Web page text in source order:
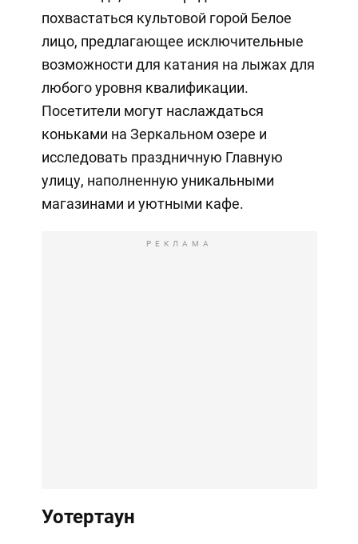
похвастаться культовой горой Белое
лицо, предлагающее исключительные
возможности для катания на лыжах для
любого уровня квалификации.
Посетители могут наслаждаться
коньками на Зеркальном озере и
исследовать праздничную Главную
улицу, наполненную уникальными
магазинами и уютными кафе.
РЕКЛАМА
Уотертаун